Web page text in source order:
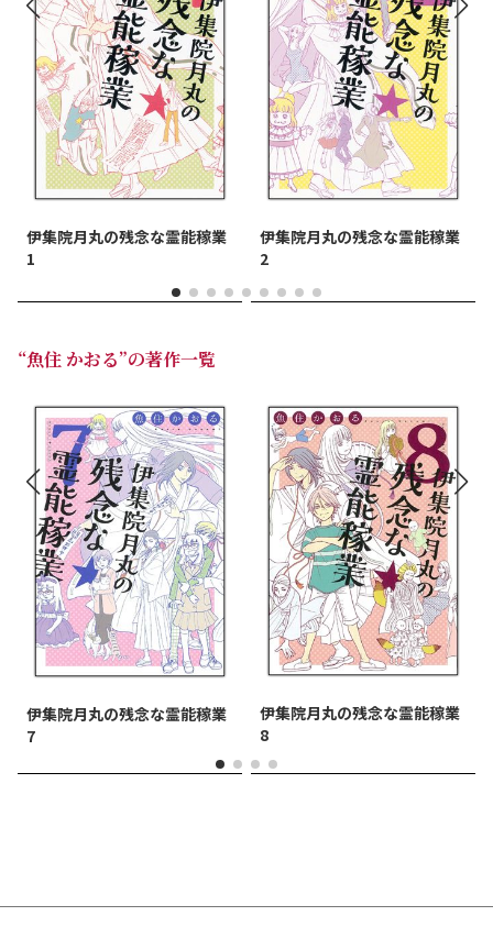
伊集院月丸の残念な霊能稼業
1
伊集院月丸の残念な霊能稼業
2
“魚住 かおる”の著作一覧
伊集院月丸の残念な霊能稼業
7
伊集院月丸の残念な霊能稼業
8